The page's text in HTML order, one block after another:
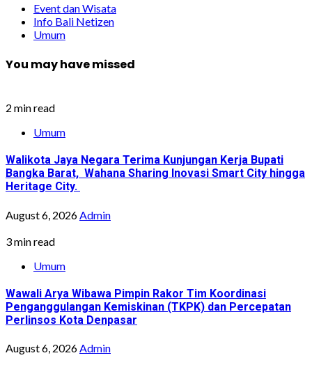
Event dan Wisata
Info Bali Netizen
Umum
You may have missed
2 min read
Umum
Walikota Jaya Negara Terima Kunjungan Kerja Bupati
Bangka Barat, Wahana Sharing Inovasi Smart City hingga
Heritage City.
August 6, 2026 Admin
3 min read
Umum
Wawali Arya Wibawa Pimpin Rakor Tim Koordinasi
Penganggulangan Kemiskinan (TKPK) dan Percepatan
Perlinsos Kota Denpasar
August 6, 2026Admin